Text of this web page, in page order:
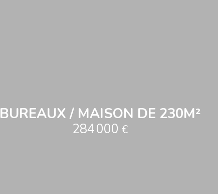
BUREAUX / MAISON DE 230M²
284 000 €